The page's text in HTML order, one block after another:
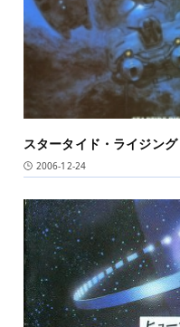
スタータイド・ライジング
2006-12-24